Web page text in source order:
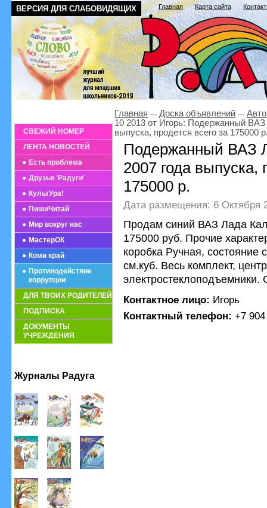
ВЕРСИЯ ДЛЯ СЛАБОВИДЯЩИХ Главная Карта сайта
СВЕЖИЙ НОМЕР
ЛЕНТА НОВОСТЕЙ
Есть проблема
Друзья 'Радуги'
КультУра!
ПишиЧитай
Мир вокруг нас
МастерОК
Коми край
Противодействие
коррупции
ДЛЯ ТВОИХ РОДИТЕЛЕЙ
ПОДПИСКА
ДОКУМЕНТЫ
УЧРЕЖДЕНИЯ
Журналы Радуга
Главная Доска объявлений
10 2013 от Игорь: Подержанный ВАЗ
выпуска, продется всего за 175000
Подержанный ВАЗ
2007 года выпуска,
175000 р.
Дата размещения: 6 Октября
Продам синий ВАЗ Лада
175000 руб. Прочие
коробка Ручная, состояние
см.куб. Весь комплект,
электростеклоподъемники.
Контактное лицо: Игорь
Контактный телефон: +7